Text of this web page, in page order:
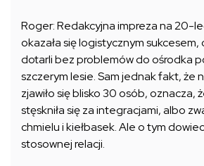
Roger: Redakcyjna impreza na 20-
okazała się logistycznym sukcesem,
dotarli bez problemów do ośrodka
szczerym lesie. Sam jednak fakt, że
zjawiło się blisko 30 osób, oznacza,
stęskniła się za integracjami, albo
chmielu i kiełbasek. Ale o tym
stosownej relacji.